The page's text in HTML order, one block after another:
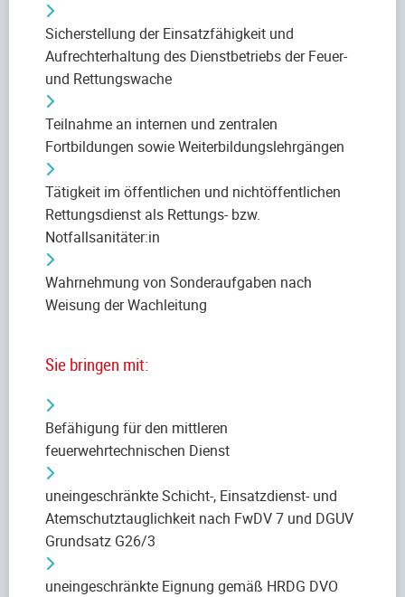
Sicherstellung der Einsatzfähigkeit und
Aufrechterhaltung des Dienstbetriebs der Feuer-
und Rettungswache
Teilnahme an internen und zentralen
Fortbildungen sowie Weiterbildungslehrgängen
Tätigkeit im öffentlichen und nichtöffentlichen
Rettungsdienst als Rettungs- bzw.
Notfallsanitäter:in
Wahrnehmung von Sonderaufgaben nach
Weisung der Wachleitung
Sie bringen mit:
Befähigung für den mittleren
feuerwehrtechnischen Dienst
uneingeschränkte Schicht-, Einsatzdienst- und
Atemschutztauglichkeit nach FwDV 7 und DGUV
Grundsatz G26/3
uneingeschränkte Eignung gemäß HRDG DVO